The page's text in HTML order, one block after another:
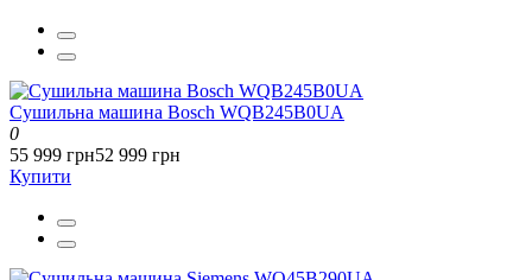
Сушильна машина Bosch WQB245B0UA
0
55 999 грн52 999 грн
Купити